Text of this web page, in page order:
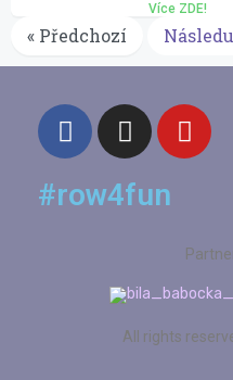
Více ZDE!
« Předchozí
#row4fun
All rights